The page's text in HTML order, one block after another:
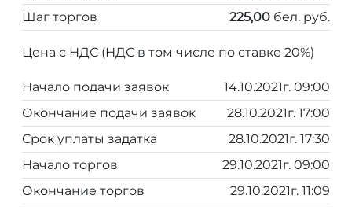
Шаг торгов
225,00 бел. руб.
Цена с НДС (НДС в том числе по ставке 20%)
Начало подачи заявок
14.10.2021г. 09:00
Окончание подачи заявок
28.10.2021г. 17:00
Срок уплаты задатка
28.10.2021г. 17:30
Начало торгов
29.10.2021г. 09:00
Окончание торгов
29.10.2021г. 11:09